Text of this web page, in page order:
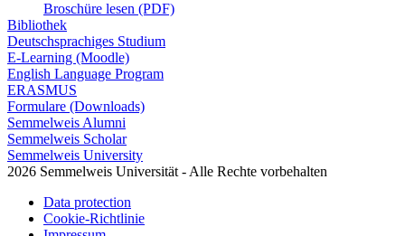
Broschüre lesen (PDF)
Bibliothek
Deutschsprachiges Studium
E-Learning (Moodle)
English Language Program
ERASMUS
Formulare (Downloads)
Semmelweis Alumni
Semmelweis Scholar
Semmelweis University
2026 Semmelweis Universität - Alle Rechte vorbehalten
Data protection
Cookie-Richtlinie